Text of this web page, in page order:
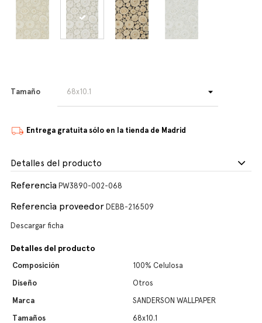
Tamaño
Entrega gratuita sólo en la tienda de Madrid
Detalles del producto
Referencia PW3890-002-068
Referencia proveedor DEBB-216509
Descargar ficha
Detalles del producto
Composición
100% Celulosa
Diseño
Otros
Marca
SANDERSON WALLPAPER
Tamaños
68x10.1